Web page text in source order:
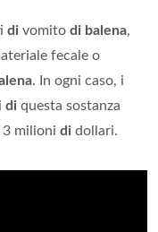
di vomito di balena,
fecale o
. In ogni caso, i
di questa sostanza
3 milioni di dollari.